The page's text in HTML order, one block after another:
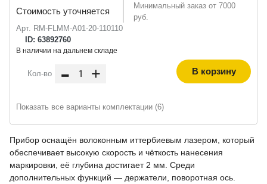
Арт. RM-FLMM-A01-20-110110
ID: 63892760
Стоимость уточняется
Минимальный заказ от 7000
руб.
В наличии на дальнем складе
Кол-во - + В корзину
Показать все варианты комплектации (6)
Прибор оснащён волоконным иттербиевым лазером, который
обеспечивает высокую скорость и чёткость нанесения
маркировки, её глубина достигает 2 мм. Среди
дополнительных функций — держатели, поворотная ось.